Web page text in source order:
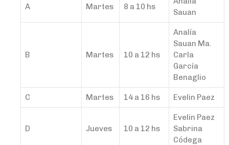
A Martes 8 a 10 hs
Sauan
B Martes 10 a 12 hs
Analía
Sauan Ma.
Carla
García
Benaglio
C Martes 14 a 16 hs Evelin Paez
D Jueves 10 a 12 hs
Evelin Paez
Sabrina
Códega